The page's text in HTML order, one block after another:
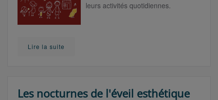
leurs activités quotidiennes.
Lire la suite
Les nocturnes de l'éveil esthétique